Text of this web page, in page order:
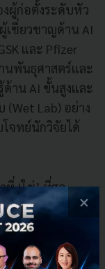
งผู้ก่อตั้งระดับหัว
เชี่ยวชาญด้าน AI
และ Pfizer
นพันธุศาสตร์และ
ด้าน AI ขั้นสูงและ
Lab) อย่าง
จทย์นักวิจัยได้
ที่ ‘ใช่’ ที่สุด
ทำให้ข้อมูล
หว เทคโนโลยี
าจัดการความ
นกุญแจสำคัญที่จะ
×